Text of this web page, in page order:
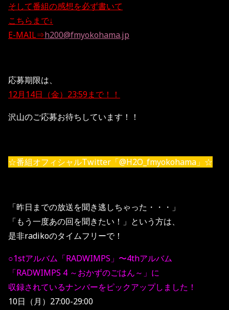
そして番組の感想を必ず書いて
こちらまで↓
E-MAIL⇒h200@fmyokohama.jp
応募期限は、
12月14日（金）23:59まで！！
沢山のご応募お待ちしています！！
☆番組オフィシャルTwitter「@H2O_fmyokohama」☆
「昨日までの放送を聞き逃しちゃった・・・」
「もう一度あの回を聞きたい！」という方は、
是非radikoのタイムフリーで！
○1stアルバム「RADWIMPS」〜4thアルバム
「RADWIMPS 4 ～おかずのごはん～」に
収録されているナンバーをピックアップしました！
10日（月）27:00-29:00